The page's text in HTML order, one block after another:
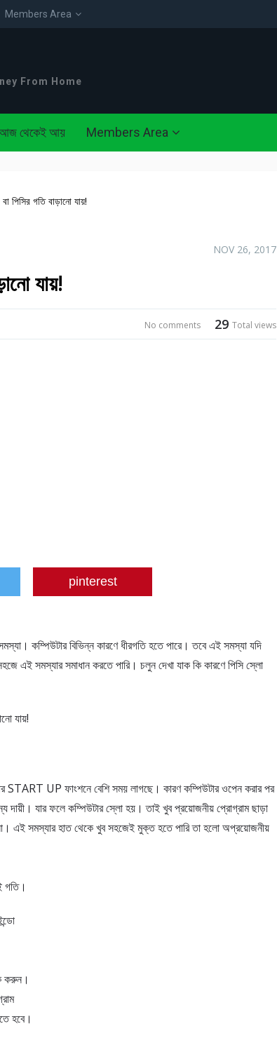
Members Area
From Home
থেকেই আয় Members Area
পিসির গতি বাড়ানো যায়!
NOV 26, 2017
যায়!
29 Total views
No comments
pinterest
কম্পিউটার বিভিন্ন কারণে ধীরগতি হতে পারে। তবে এই সমস্যা যদি
এই সমস্যার সমাধান করতে পারি। চলুন দেখা যাক কি কারণে পিসি স্লো
START UP ফাংশনে বেশি সময় লাগছে। কারণ কম্পিউটার ওপেন করার পর
দায়ী। যার ফলে কম্পিউটার স্লো হয়। তাই খুব প্রয়োজনীয় প্রোগ্রাম ছাড়া
এই সমস্যার হাত থেকে খুব সহজেই মুক্ত হতে পারি তা হলো অপ্রয়োজনীয়
গতি।
করুন।
হবে।